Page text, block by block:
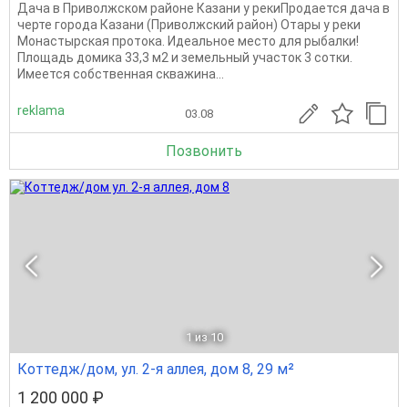
Дача в Приволжском районе Казани у рекиПродается дача в
черте города Казани (Приволжский район) Отары у реки
Монастырская протока. Идеальное место для рыбалки!
Площадь домика 33,3 м2 и земельный участок 3 сотки.
Имеется собственная скважина...
reklama 03.08
Позвонить
1 из 10
Коттедж/дом, ул. 2-я аллея, дом 8, 29 м²
1 200 000 ₽